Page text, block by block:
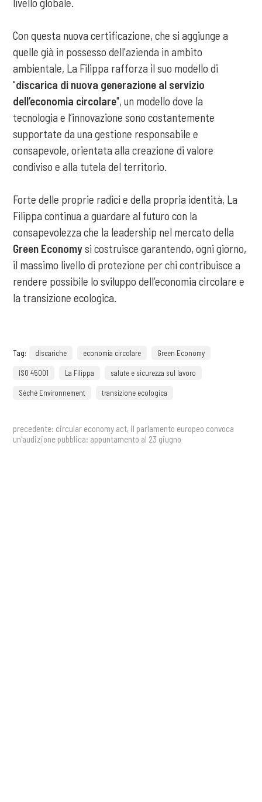
Con questa nuova certificazione, che si aggiunge a
quelle già in possesso dell'azienda in ambito
ambientale, La Filippa rafforza il suo modello di
"discarica di nuova generazione al servizio
dell’economia circolare", un modello dove la
tecnologia e l’innovazione sono costantemente
supportate da una gestione responsabile e
consapevole, orientata alla creazione di valore
condiviso e alla tutela del territorio.
Forte delle proprie radici e della propria identità, La
Filippa continua a guardare al futuro con la
consapevolezza che la leadership nel mercato della
Green Economysi costruisce garantendo, ogni giorno,
il massimo livello di protezione per chi contribuisce a
rendere possibile lo sviluppo dell’economia circolare e
la transizione ecologica.
Tag: discariche economia circolare Green Economy
ISO 45001 La Filippa salute e sicurezza sul lavoro
Séché Environnement transizione ecologica
precedente: circular economy act, il parlamento europeo convoca
un'audizione pubblica: appuntamento al 23 giugno